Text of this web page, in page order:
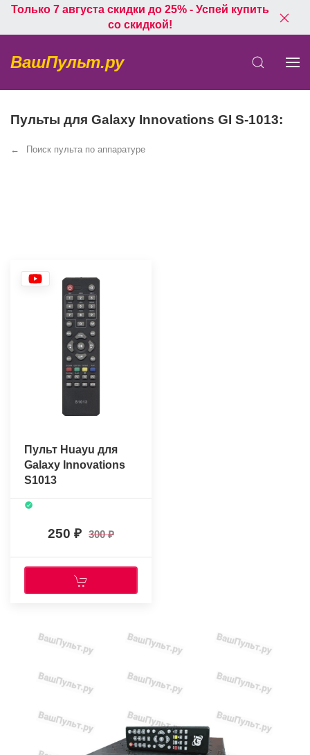
Только 7 августа скидки до 25% - Успей купить
со скидкой!
ВашПульт.ру
Пульты для Galaxy Innovations GI S-1013:
Поиск пульта по аппаратуре
Пульт Huayu для
Galaxy Innovations
S1013
250 300